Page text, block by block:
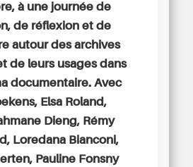
à une journée de
de réflexion et de
autour des archives
de leurs usages dans
documentaire. Avec
Elsa Roland,
Dieng, Rémy
Loredana Bianconi,
Pauline Fonsny